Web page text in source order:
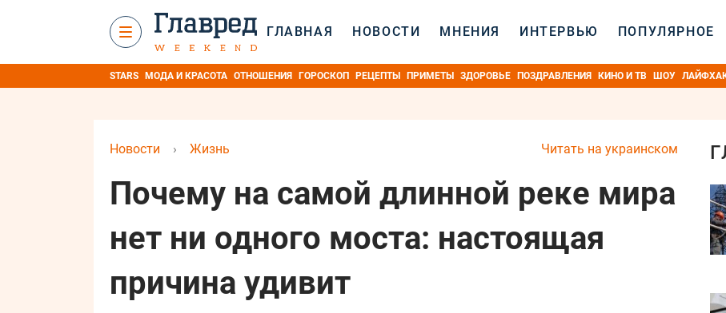
ГЛАВНАЯ НОВОСТИ МНЕНИЯ ИНТЕРВЬЮ ПОПУЛЯРНОЕ
STARS МОДА И КРАСОТА ОТНОШЕНИЯ ГОРОСКОП РЕЦЕПТЫ ПРИМЕТЫ ЗДОРОВЬЕ ПОЗДРАВЛЕНИЯ КИНО И ТВ ШОУ
Читать на украинском
Новости › Жизнь
Почему на самой длинной реке мира
нет ни одного моста: настоящая
причина удивит